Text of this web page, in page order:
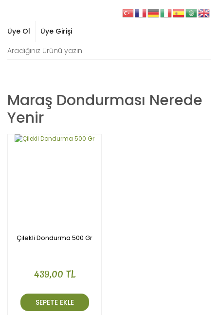
Üye Ol Üye Girişi
Maraş Dondurması Nerede
Yenir
Çilekli Dondurma 500 Gr
439,00 TL
SEPETE EKLE